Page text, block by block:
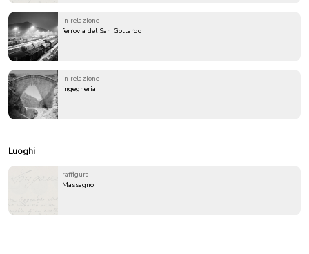
in relazione
ferrovia del San Gottardo
in relazione
ingegneria
Luoghi
raffigura
Massagno